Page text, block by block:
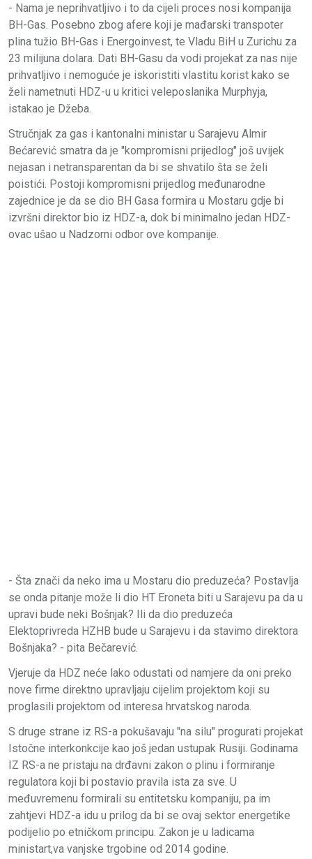
- Nama je neprihvatljivo i to da cijeli proces nosi kompanija
BH-Gas. Posebno zbog afere koji je mađarski transpoter
plina tužio BH-Gas i Energoinvest, te Vladu BiH u Zurichu za
23 milijuna dolara. Dati BH-Gasu da vodi projekat za nas nije
prihvatljivo i nemoguće je iskoristiti vlastitu korist kako se
želi nametnuti HDZ-u u kritici veleposlanika Murphyja,
istakao je Džeba.
Stručnjak za gas i kantonalni ministar u Sarajevu Almir
Bećarević smatra da je "kompromisni prijedlog" još uvijek
nejasan i netransparentan da bi se shvatilo šta se želi
poistići. Postoji kompromisni prijedlog međunarodne
zajednice je da se dio BH Gasa formira u Mostaru gdje bi
izvršni direktor bio iz HDZ-a, dok bi minimalno jedan HDZ-
ovac ušao u Nadzorni odbor ove kompanije.
- Šta znači da neko ima u Mostaru dio preduzeća? Postavlja
se onda pitanje može li dio HT Eroneta biti u Sarajevu pa da u
upravi bude neki Bošnjak? Ili da dio preduzeća
Elektoprivreda HZHB bude u Sarajevu i da stavimo direktora
Bošnjaka? - pita Bečarević.
Vjeruje da HDZ neće lako odustati od namjere da oni preko
nove firme direktno upravljaju cijelim projektom koji su
proglasili projektom od interesa hrvatskog naroda.
S druge strane iz RS-a pokušavaju "na silu" progurati projekat
Istočne interkonkcije kao još jedan ustupak Rusiji. Godinama
IZ RS-a ne pristaju na drđavni zakon o plinu i formiranje
regulatora koji bi postavio pravila ista za sve. U
međuvremenu formirali su entitetsku kompaniju, pa im
zahtjevi HDZ-a idu u prilog da bi se ovaj sektor energetike
podijelio po etničkom principu. Zakon je u ladicama
ministart,va vanjske trgobine od 2014 godine.